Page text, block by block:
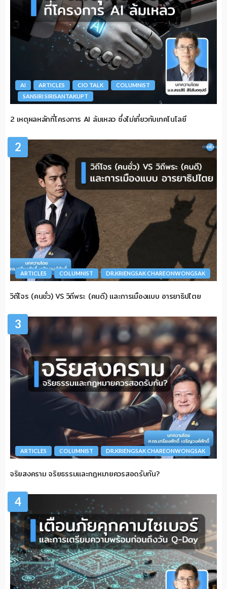
AI ARTICLES CIO TALK
COLUMNIST
SANSIRI SIRISANTAKUPT
2 เหตุผลหลักที่โครงการ AI ล้มเหลว ซึ่งไม่เกี่ยวกับเทคโนโลยี
2
ARTICLES COLUMNIST DR.KRIENGSAK CHAREONWONGSAK
วิถีโจร (คนชั่ว) VS วิถีพระ (คนดี) และการเมืองแบบ อารยาธิปไตย
3
ARTICLES COLUMNIST DR.KRIENGSAK CHAREONWONGSAK
จริยสงคราม จริยธรรมและกฎหมายควรสอดรับกัน?
4